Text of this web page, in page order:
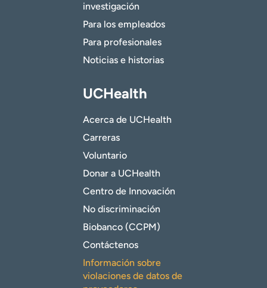
investigación
Para los empleados
Para profesionales
Noticias e historias
UCHealth
Acerca de UCHealth
Carreras
Voluntario
Donar a UCHealth
Centro de Innovación
No discriminación
Biobanco (CCPM)
Contáctenos
Información sobre
violaciones de datos de